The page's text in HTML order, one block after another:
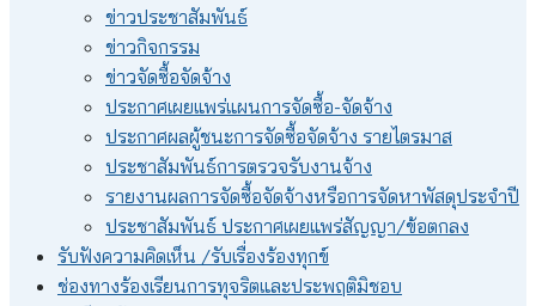
ข่าวประชาสัมพันธ์
ข่าวกิจกรรม
ข่าวจัดซื้อจัดจ้าง
ประกาศเผยแพร่แผนการจัดซื้อ-จัดจ้าง
ประกาศผลผู้ชนะการจัดซื้อจัดจ้าง รายไตรมาส
ประชาสัมพันธ์การตรวจรับงานจ้าง
รายงานผลการจัดซื้อจัดจ้างหรือการจัดหาพัสดุประจำปี
ประชาสัมพันธ์ ประกาศเผยแพร่สัญญา/ข้อตกลง
รับฟังความคิดเห็น /รับเรื่องร้องทุกข์
ช่องทางร้องเรียนการทุจริตและประพฤติมิชอบ